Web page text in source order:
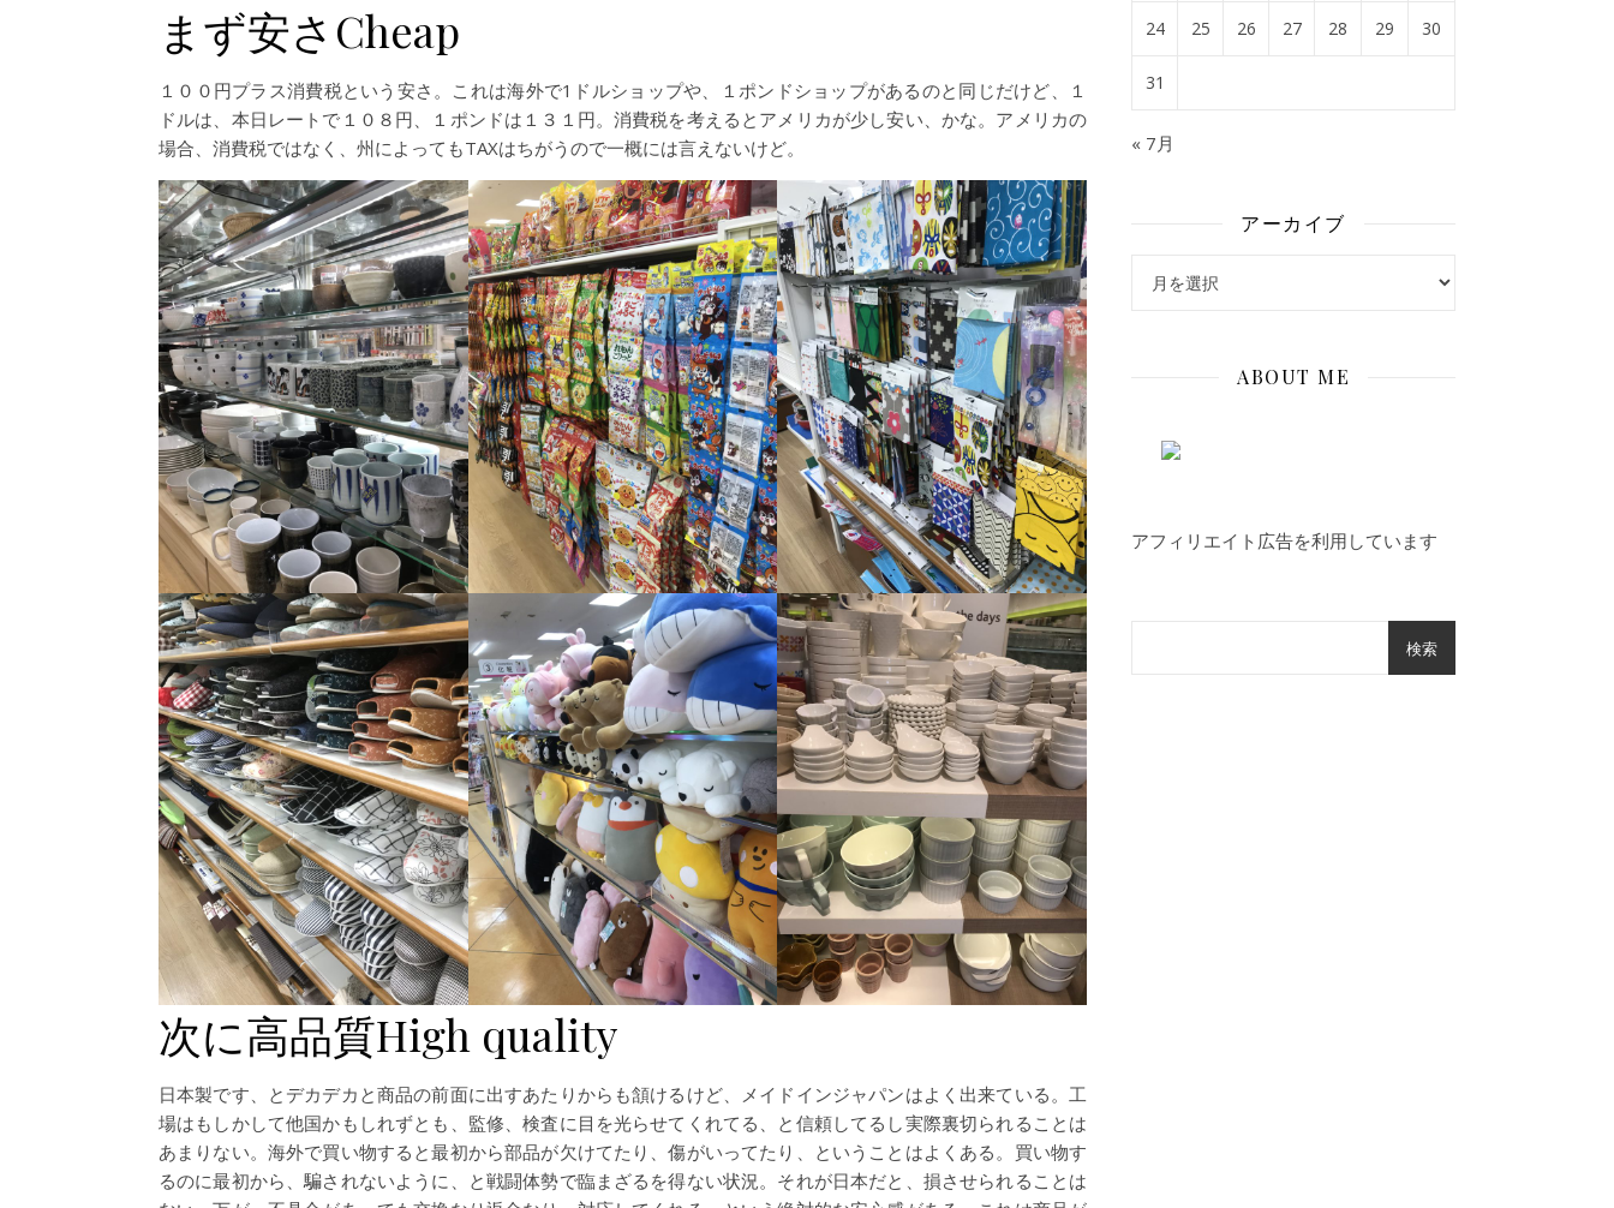
まず安さCheap
１００円プラス消費税という安さ。これは海外で1ドルショップや、１ポンドショップがあるのと同じだけど、１
ドルは、本日レートで１０８円、１ポンドは１３１円。消費税を考えるとアメリカが少し安い、かな。アメリカの
場合、消費税ではなく、州によってもTAXはちがうので一概には言えないけど。
次に高品質High quality
日本製です、とデカデカと商品の前面に出すあたりからも頷けるけど、メイドインジャパンはよく出来ている。工
場はもしかして他国かもしれずとも、監修、検査に目を光らせてくれてる、と信頼してるし実際裏切られることは
あまりない。海外で買い物すると最初から部品が欠けてたり、傷がいってたり、ということはよくある。買い物す
るのに最初から、騙されないように、と戦闘体勢で臨まざるを得ない状況。それが日本だと、損させられることは
24 25 26 27 28 29 30
31
« 7月
アーカイブ
ABOUT ME
アフィリエイト広告を利用しています
検索